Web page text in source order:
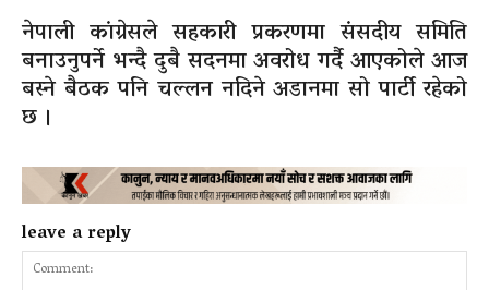
नेपाली कांग्रेसले सहकारी प्रकरणमा संसदीय समिति
बनाउनुपर्ने भन्दै दुबै सदनमा अवरोध गर्दै आएकोले आज
बस्ने बैठक पनि चल्लन नदिने अडानमा सो पार्टी रहेको
छ ।
leave a reply